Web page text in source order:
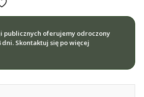
publicznych oferujemy odroczony
Skontaktuj się po więcej